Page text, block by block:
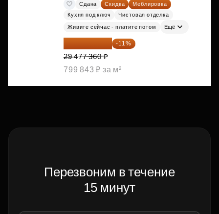
Сдана Скидка
Меблировка
Кухня под ключ
Чистовая отделка
Живите сейчас - платите потом Ещё
26 234 850 ₽ -11%
29 477 360 ₽
799 843 ₽ за м²
Перезвоним в течение
15 минут